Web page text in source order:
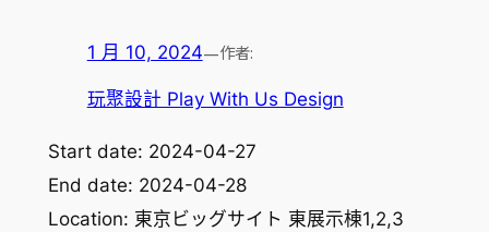
1 月 10, 2024—作者:
玩聚設計 Play With Us Design
Start date: 2024-04-27
End date: 2024-04-28
Location: 東京ビッグサイト 東展示棟1,2,3